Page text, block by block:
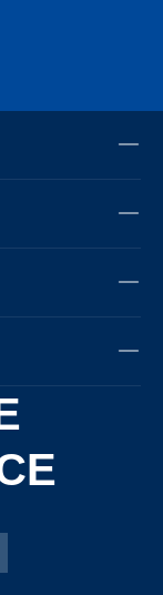
Seite
Twitter Seite
Proenen LinkedIn
Proenen